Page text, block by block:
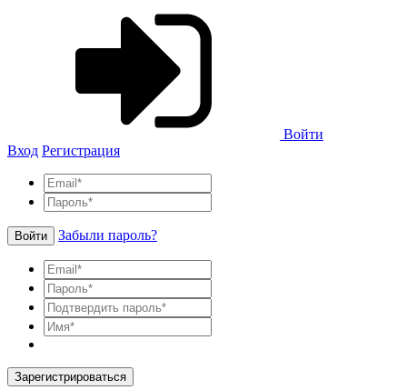
Войти
Вход Регистрация
Войти Забыли пароль?
Зарегистрироваться